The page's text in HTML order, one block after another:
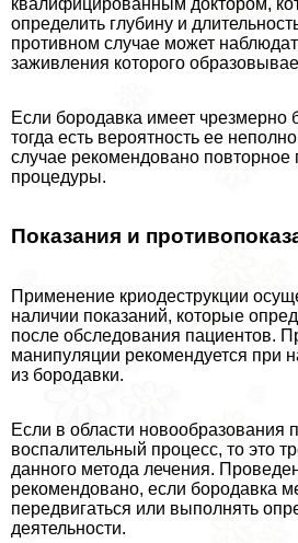
определить глубину и
противном случае может
заживления которого
Если бородавка имеет
тогда есть вероятность ее
случае рекомендовано повторное
процедуры.
Показания и
Применение криодеструкции
наличии показаний, которые
после обследования пациентов.
манипуляции рекомендуется при
из бородавки.
Если в области новообразования
воспалительный процесс, то это
данного метода лечения.
рекомендовано, если бородавка
передвигаться или выполнять
деятельности.